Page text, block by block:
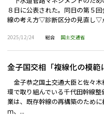
８日に公表された。同日の第５
線の考え方▽診断区分の見直し▽
2025/12/24 総合 国土交通省
金子国交相「複線化の模範
金子恭之国土交通大臣と佐々
環で取り組んでいる千代田幹線
業は、既存幹線の再構築のため
ｍ、...